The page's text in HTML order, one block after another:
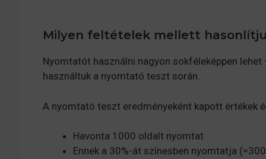
Milyen feltételek mellett
Nyomtatót használni nagyon sokféleképpen
használtuk a nyomtató teszt során.
A nyomtató teszt eredményeként kapott értékek
Havonta 1000 oldalt nyomtat
Ennek a 30%-át színesben nyomtatja